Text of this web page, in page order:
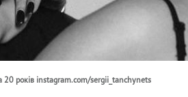
20 років instagram.com/sergii_tanchynets